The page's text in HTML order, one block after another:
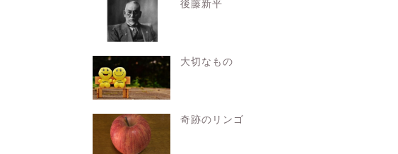
後藤新平
大切なもの
奇跡のリンゴ